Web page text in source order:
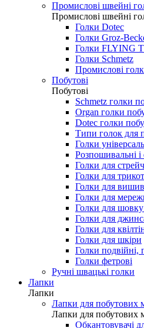
Швейні голки
Швейні голки
Промислові швейні
Промислові швейні
Голки Dotec
Голки Groz-
Голки FLYING
Голки Schmetz
Промислові
Побутові
Побутові
Schmetz голки
Organ голки
Dotec голки
Типи голок для
Голки
Розпошивальні і
Голки для стрейч
Голки для
Голки для
Голки для
Голки для шовку
Голки для
Голки для
Голки для шкіри
Ручні швацькі голки
Лапки